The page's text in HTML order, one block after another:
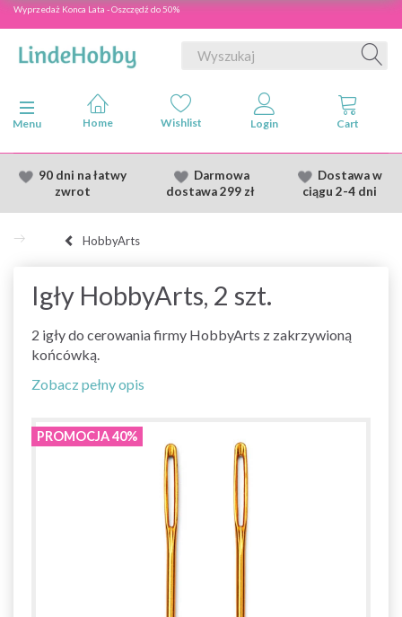
Wyprzedaż Konca Lata - Oszczędź do 50%
Przełącz nawigację
Menu
90 dni na łatwy
zwrot
Darmowa
dostawa299 zł
Dostawaw
ciągu 2-4 dni
HobbyArts
Igły HobbyArts, 2 szt.
2 igły do cerowania firmy HobbyArts z zakrzywioną
końcówką.
Zobacz pełny opis
PROMOCJA 40%